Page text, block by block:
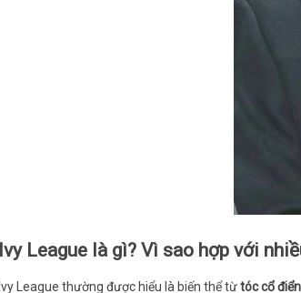
Ivy League là gì? Vì sao hợp với
Ivy League thường được hiểu là biến thể từtóc cổ điển